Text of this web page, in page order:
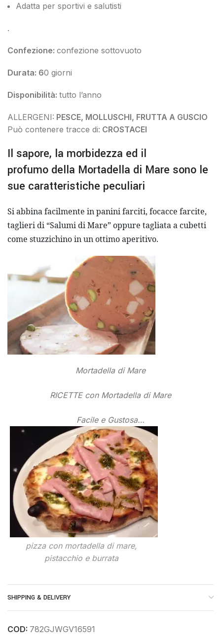
Adatta per sportivi e salutisti
.
Confezione: confezione sottovuoto
Durata: 60 giorni
Disponibilità: tutto l’anno
ALLERGENI: PESCE, MOLLUSCHI, FRUTTA A GUSCIO
Può contenere tracce di: CROSTACEI
Il sapore, la morbidezza ed il
profumo della Mortadella di Mare sono le
sue caratteristiche peculiari
Si abbina facilmente in panini farciti, focacce farcite,
taglieri di “Salumi di Mare” oppure tagliata a cubetti
come stuzzichino in un ottimo aperitivo.
Mortadella di Mare
RICETTE con Mortadella di Mare
Facile e Gustosa…
pizza con mortadella di mare,
pistacchio e burrata
SHIPPING & DELIVERY
COD: 782GJWGV16591